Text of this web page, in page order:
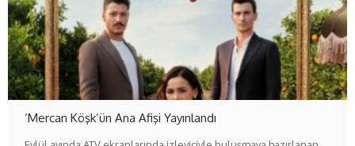
‘Mercan Köşk’ün Ana Afişi Yayınlandı